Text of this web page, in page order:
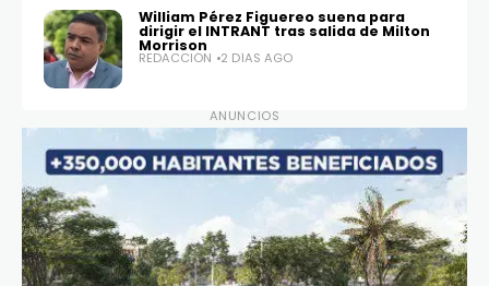
William Pérez Figuereo suena para
dirigir el INTRANT tras salida de Milton
Morrison
REDACCIÓN 2 DÍAS AGO
ANUNCIOS